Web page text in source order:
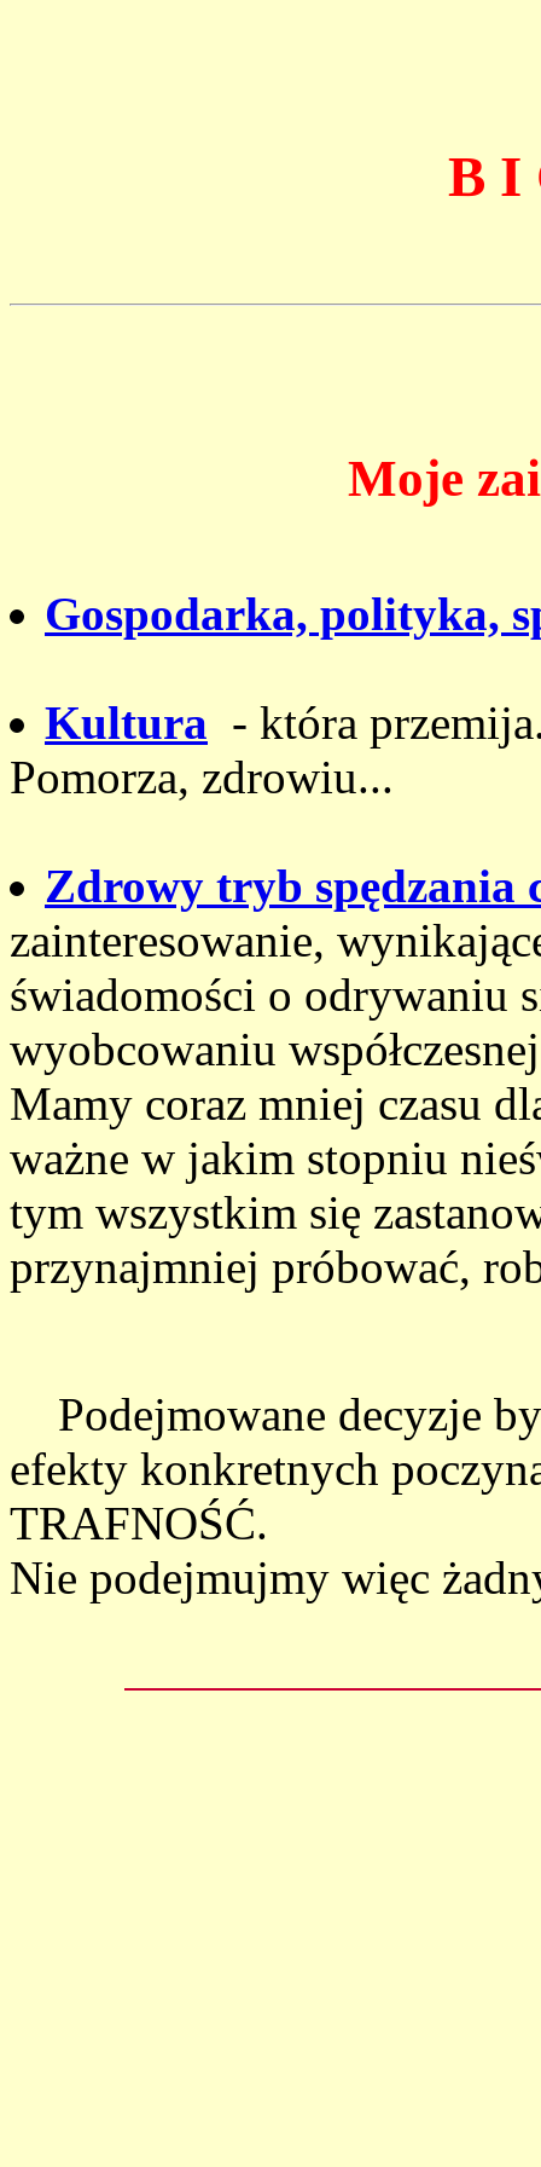
B I
Moje
Gospodarka, polityka,
Kultura - która
Pomorza, zdrowiu...
Zdrowy tryb spędzania
zainteresowanie,
świadomości o odrywaniu
wyobcowaniu
Mamy coraz mniej czasu
ważne w jakim stopniu
tym wszystkim się
przynajmniej próbować,
Podejmowane decyzje
efekty konkretnych
TRAFNOŚĆ.
Nie podejmujmy więc